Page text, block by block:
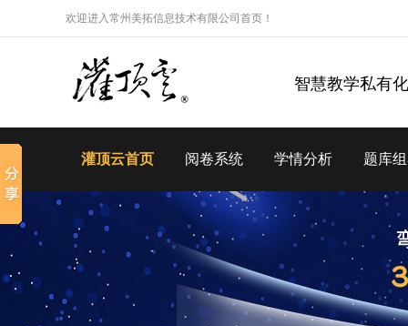
欢迎进入常州美拓信息技术有限公司首页！
智慧教学私有
灌顶云首页 阅卷系统 学情分析 题库